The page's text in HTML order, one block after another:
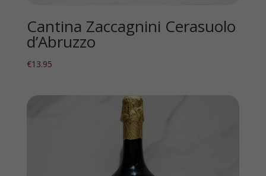
Cantina Zaccagnini Cerasuolo
d’Abruzzo
€13.95